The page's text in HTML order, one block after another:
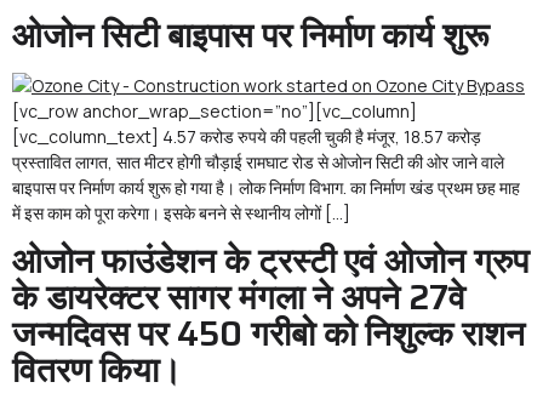
ओजोन सिटी बाइपास पर निर्माण कार्य शुरू
[vc_row anchor_wrap_section=”no”][vc_column]
[vc_column_text] 4.57 करोड रुपये की पहली चुकी है मंजूर, 18.57 करोड़
प्रस्तावित लागत, सात मीटर होगी चौड़ाई रामघाट रोड से ओजोन सिटी की ओर जाने वाले
बाइपास पर निर्माण कार्य शुरू हो गया है। लोक निर्माण विभाग. का निर्माण खंड प्रथम छह माह
में इस काम को पूरा करेगा। इसके बनने से स्थानीय लोगों […]
ओजोन फाउंडेशन के ट्रस्टी एवं ओजोन ग्रुप
के डायरेक्टर सागर मंगला ने अपने 27वे
जन्मदिवस पर 450 गरीबो को निशुल्क राशन
वितरण किया।